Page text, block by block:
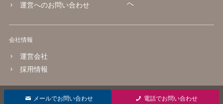
メールでお問い合わせ 電話でお問い合わせ
運営へのお問い合わせ
へ
会社情報
運営会社
採用情報